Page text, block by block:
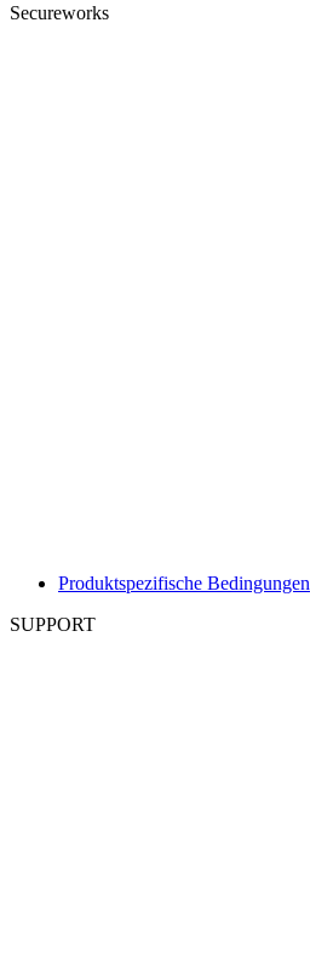
Secureworks
Produktspezifische Bedingungen
SUPPORT